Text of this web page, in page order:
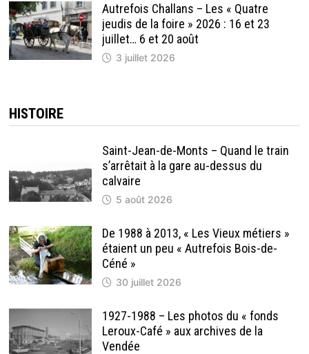
Autrefois Challans – Les « Quatre
jeudis de la foire » 2026 : 16 et 23
juillet… 6 et 20 août
3 juillet 2026
HISTOIRE
Saint-Jean-de-Monts – Quand le train
s’arrêtait à la gare au-dessus du
calvaire
5 août 2026
De 1988 à 2013, « Les Vieux métiers »
étaient un peu « Autrefois Bois-de-
Céné »
30 juillet 2026
1927-1988 – Les photos du « fonds
Leroux-Café » aux archives de la
Vendée